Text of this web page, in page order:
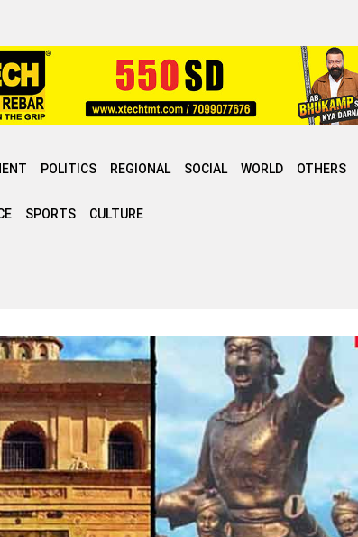
POLITICS REGIONAL SOCIAL WORLD OTHERS
SPORTS CULTURE